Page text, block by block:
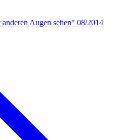
Augen sehen" 08/2014